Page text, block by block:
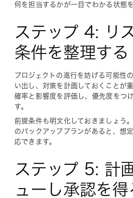
何を担当するかが一目でわかる状態
ステップ 4: リ
条件を整理する
プロジェクトの進行を妨げる可能性
い出し、対策を計画しておくことが
確率と影響度を評価し、優先度をつ
す。
前提条件も明文化しておきましょう
のバックアッププランがあると、想
応できます。
ステップ 5: 計
ューし承認を得